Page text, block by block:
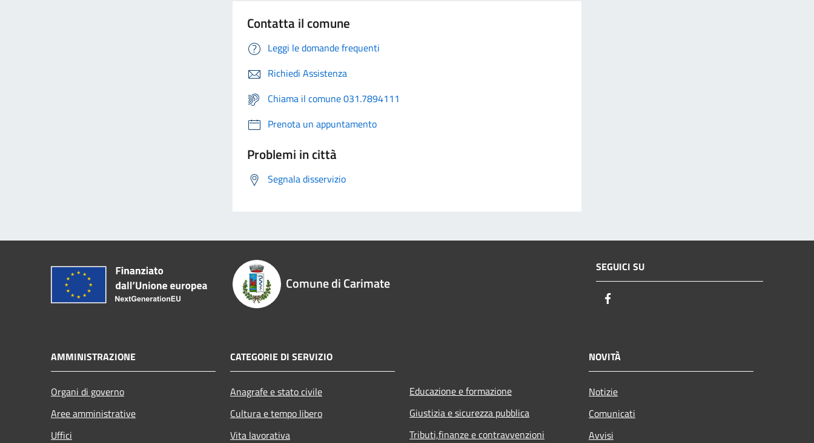
Contatta il comune
Leggi le domande frequenti
Richiedi Assistenza
Chiama il comune 031.7894111
Prenota un appuntamento
Problemi in città
Segnala disservizio
Comune di Carimate
SEGUICI SU
AMMINISTRAZIONE
Organi di governo
Aree amministrative
Uffici
CATEGORIE DI SERVIZIO
Anagrafe e stato civile
Cultura e tempo libero
Vita lavorativa
Educazione e formazione
Giustizia e sicurezza pubblica
Tributi,finanze e contravvenzioni
NOVITÀ
Notizie
Comunicati
Avvisi